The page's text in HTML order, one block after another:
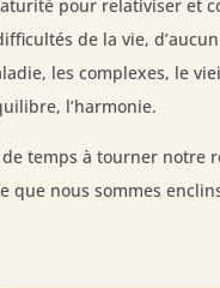
pour relativiser et
de la vie,
les complexes, le
l’harmonie.
temps à tourner notre
que nous sommes